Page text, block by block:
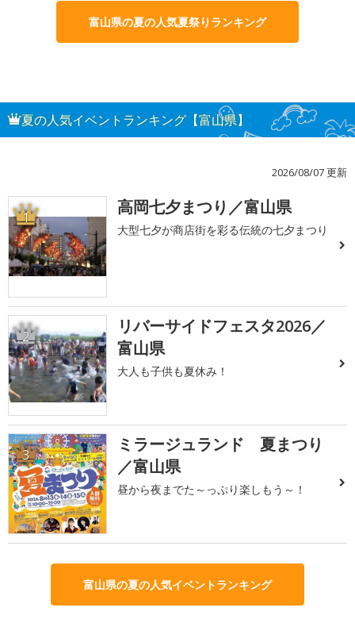
富山県の夏の人気夏祭りランキング
夏の人気イベントランキング【富山県】
2026/08/07 更新
1 高岡七夕まつり／富山県
大型七夕が商店街を彩る伝統の七夕まつり
2
リバーサイドフェスタ2026／
富山県
大人も子供も夏休み！
3
ミラージュランド 夏まつり
／富山県
昼から夜までた～っぷり楽しもう～！
富山県の夏の人気イベントランキング